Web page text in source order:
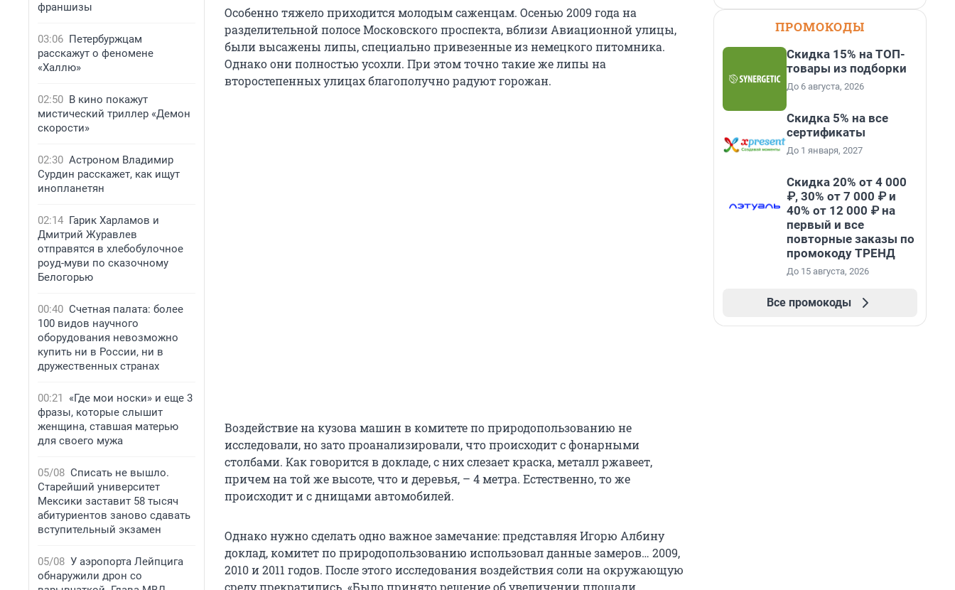
франшизы
03:06 Петербуржцам
расскажут о феномене
«Халлю»
02:50 В кино покажут
мистический триллер «Демон
скорости»
02:30 Астроном Владимир
Сурдин расскажет, как ищут
инопланетян
02:14 Гарик Харламов и
Дмитрий Журавлев
отправятся в хлебобулочное
роуд-муви по сказочному
Белогорью
00:40 Счетная палата: более
100 видов научного
оборудования невозможно
купить ни в России, ни в
дружественных странах
00:21
«Где мои носки» и еще 3
фразы, которые слышит
женщина, ставшая матерью
для своего мужа
05/08 Списать не вышло.
Старейший университет
Мексики заставит 58 тысяч
абитуриентов заново сдавать
вступительный экзамен
05/08 У аэропорта Лейпцига
обнаружили дрон со
Особенно тяжело приходится молодым саженцам. Осенью 2009 года на
разделительной полосе Московского проспекта, вблизи Авиационной улицы,
были высажены липы, специально привезенные из немецкого питомника.
Однако они полностью усохли. При этом точно такие же липы на
второстепенных улицах благополучно радуют горожан.
Воздействие на кузова машин в комитете по природопользованию не
исследовали, но зато проанализировали, что происходит с фонарными
столбами. Как говорится в докладе, с них слезает краска, металл ржавеет,
причем на той же высоте, что и деревья, – 4 метра. Естественно, то же
происходит и с днищами автомобилей.
Однако нужно сделать одно важное замечание: представляя Игорю Албину
доклад, комитет по природопользованию использовал данные замеров… 2009,
2010 и 2011 годов. После этого исследования воздействия соли на окружающую
среду прекратились. «Было принято решение об увеличении площади
ПРОМОКОДЫ
Скидка 15% на ТОП-
товары из подборки
До 6 августа, 2026
Скидка 5% на все
сертификаты
До 1 января, 2027
Скидка 20% от 4 000
₽, 30% от 7 000 ₽ и
40% от 12 000 ₽ на
первый и все
повторные заказы по
промокоду ТРЕНД
До 15 августа, 2026
Все промокоды